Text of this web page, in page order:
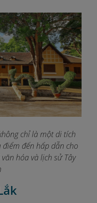
chỉ là một di tích
đến hấp dẫn cho
hóa và lịch sử Tây